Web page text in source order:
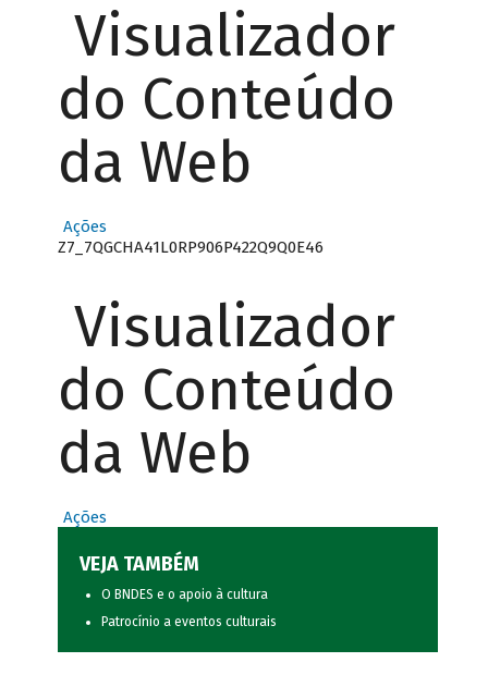
Visualizador
do Conteúdo
da Web
Ações
Z7_7QGCHA41L0RP906P422Q9Q0E46
Visualizador
do Conteúdo
da Web
Ações
VEJA TAMBÉM
O BNDES e o apoio à cultura
Patrocínio a eventos culturais